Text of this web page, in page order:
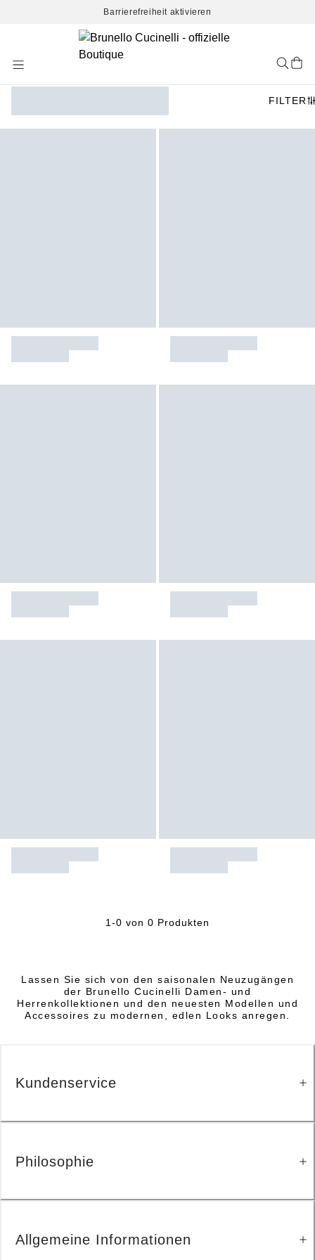
Barrierefreiheit aktivieren
Content
FILTER
1-0 von 0 Produkten
Lassen Sie sich von den saisonalen Neuzugängen
der Brunello Cucinelli Damen- und
Herrenkollektionen und den neuesten Modellen und
Accessoires zu modernen, edlen Looks anregen.
Kundenservice
Philosophie
Allgemeine Informationen